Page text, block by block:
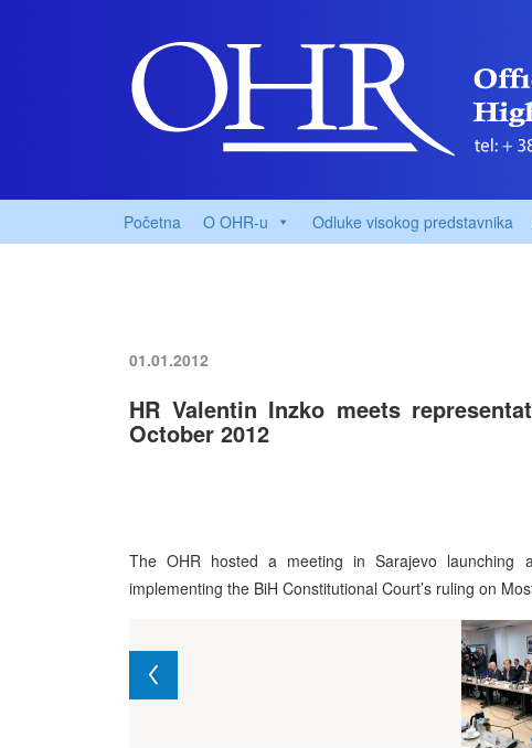
Početna O OHR-u Odluke visokog predstavnika
01.01.2012
HR Valentin Inzko meets
October 2012
The OHR hosted a meeting in Sarajevo
implementing the BiH Constitutional Court’s ruling on